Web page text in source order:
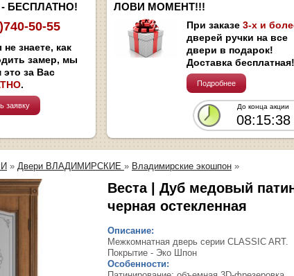
БЕСПЛАТНО!
50-55
знаете, как
замер, мы
это за Вас
.
заявку
ЛОВИ МОМЕНТ!!!
При заказе 3-х и
дверей ручки на все
двери в подарок!
Доставка бесплатная!
Подробнее
До конца акции
08:15:37
» Двери ВЛАДИМИРСКИЕ » Владимирские экошпон »
Веста | Дуб медовый
черная остекленная
Описание:
Межкомнатная дверь серии CLASSIC ART.
Покрытие - Эко Шпон
Особенности: